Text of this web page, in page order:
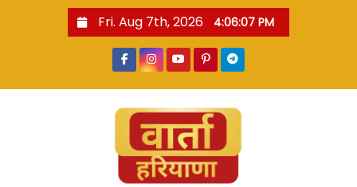
Fri. Aug 7th, 2026 4:06:08 PM